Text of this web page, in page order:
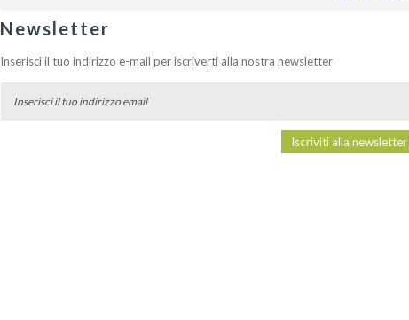
Newsletter
Inserisci il tuo indirizzo e-mail per iscriverti alla nostra newsletter